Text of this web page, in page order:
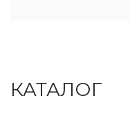
КАТАЛОГ